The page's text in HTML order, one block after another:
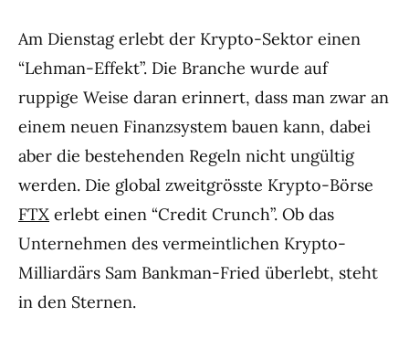
Am Dienstag erlebt der Krypto-Sektor einen
“Lehman-Effekt”. Die Branche wurde auf
ruppige Weise daran erinnert, dass man zwar an
einem neuen Finanzsystem bauen kann, dabei
aber die bestehenden Regeln nicht ungültig
werden. Die global zweitgrösste Krypto-Börse
FTX erlebt einen “Credit Crunch”. Ob das
Unternehmen des vermeintlichen Krypto-
Milliardärs Sam Bankman-Fried überlebt, steht
in den Sternen.